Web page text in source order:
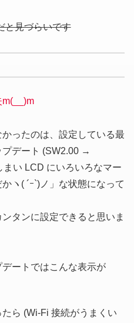
と見づらいです
ったのは、設定している最
プデート (SW2.00 →
い LCD にいろいろなマー
ヽ( ´ｰ`)ノ」な状態になって
タンに設定できると思いま
ートではこんな表示が
ら (Wi-Fi 接続がうまくい